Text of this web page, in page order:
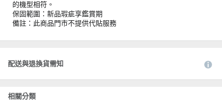
的機型相符。
保固範圍：新品瑕疵享鑑賞期
備註：此商品門市不提供代貼服務
配送與退換貨需知
相關分類